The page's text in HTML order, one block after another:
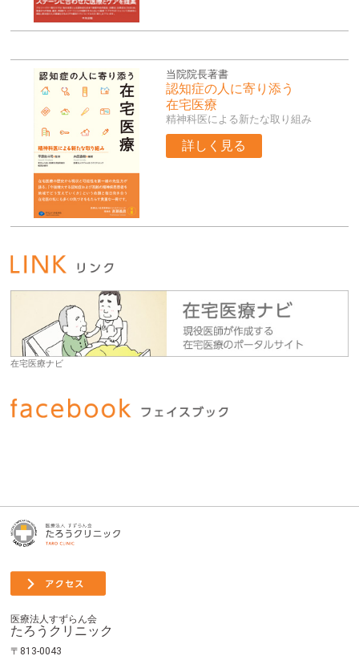
当院院長著書
認知症の人に寄り添う
在宅医療
精神科医による新たな取り組み
詳しく見る
在宅医療ナビ
医療法人すずらん会
たろうクリニック
〒813-0043